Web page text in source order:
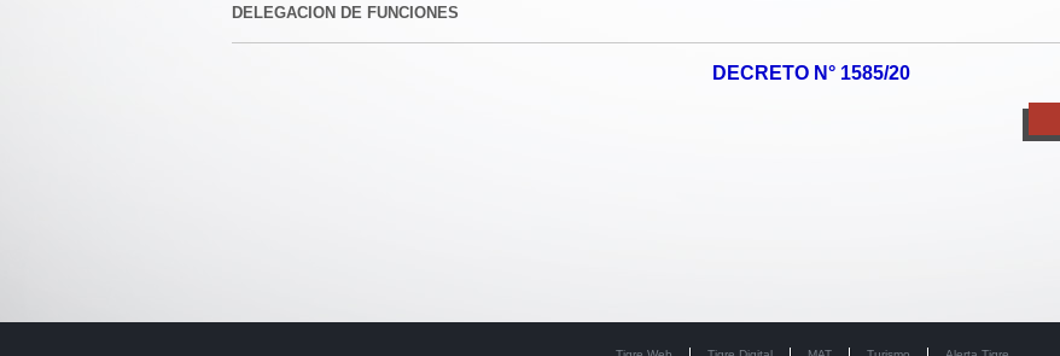
DELEGACION DE FUNCIONES
DECRETO N° 1585/20